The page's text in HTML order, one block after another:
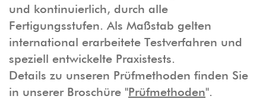
und kontinuierlich, durch alle
Fertigungsstufen. Als Maßstab gelten
international erarbeitete Testverfahren und
speziell entwickelte Praxistests.
Details zu unseren Prüfmethoden finden Sie
in unserer Broschüre "Prüfmethoden".